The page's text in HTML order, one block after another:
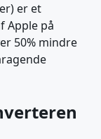
er et
Apple på
50% mindre